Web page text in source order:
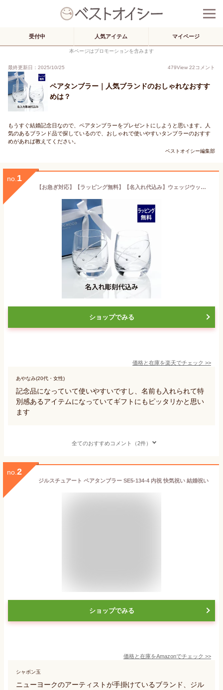
受付中 人気アイテム マイページ
本ページはプロモーションを含みます
最終更新日：2025/10/25 479View 22コメント
ペアタンブラー｜人気ブランドのおしゃれなおすす
めは？
もうすぐ結婚記念日なので、ペアタンブラーをプレゼントにしようと思います。人
気のあるブランド品で探しているので、おしゃれで使いやすいタンブラーのおすす
めがあれば教えてください。
ベストオイシー編集部
no. 1
【お急ぎ対応】【ラッピング無料】【名入れ代込み】ウェッジウッド WEDGWOOD プロミシス ウィズ ディス リング タンブラー ペア結婚祝 結婚記念日 ウエディング 両親贈呈品 グラス 名前 ギフト 銀婚式 金婚式 グラス 正規品 ブランド 記念品 刻印 人気 ブランド
ショップでみる
価格と在庫を楽天でチェック >>
あやなみ(20代・女性)
記念品になっていて使いやすいですし、名前も入れられて特
別感あるアイテムになっていてギフトにもピッタリかと思い
ます
全てのおすすめコメント（2件）
no. 2
ジルスチュアート ペアタンブラー SE5-134-4 内祝 快気祝い 結婚祝い
ショップでみる
価格と在庫をAmazonでチェック >>
シャボン玉
ニューヨークのアーティストが手掛けているブランド、ジル